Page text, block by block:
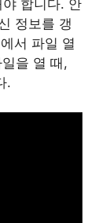
합니다. 안
정보를 갱
서 파일 열
을 열 때,
.